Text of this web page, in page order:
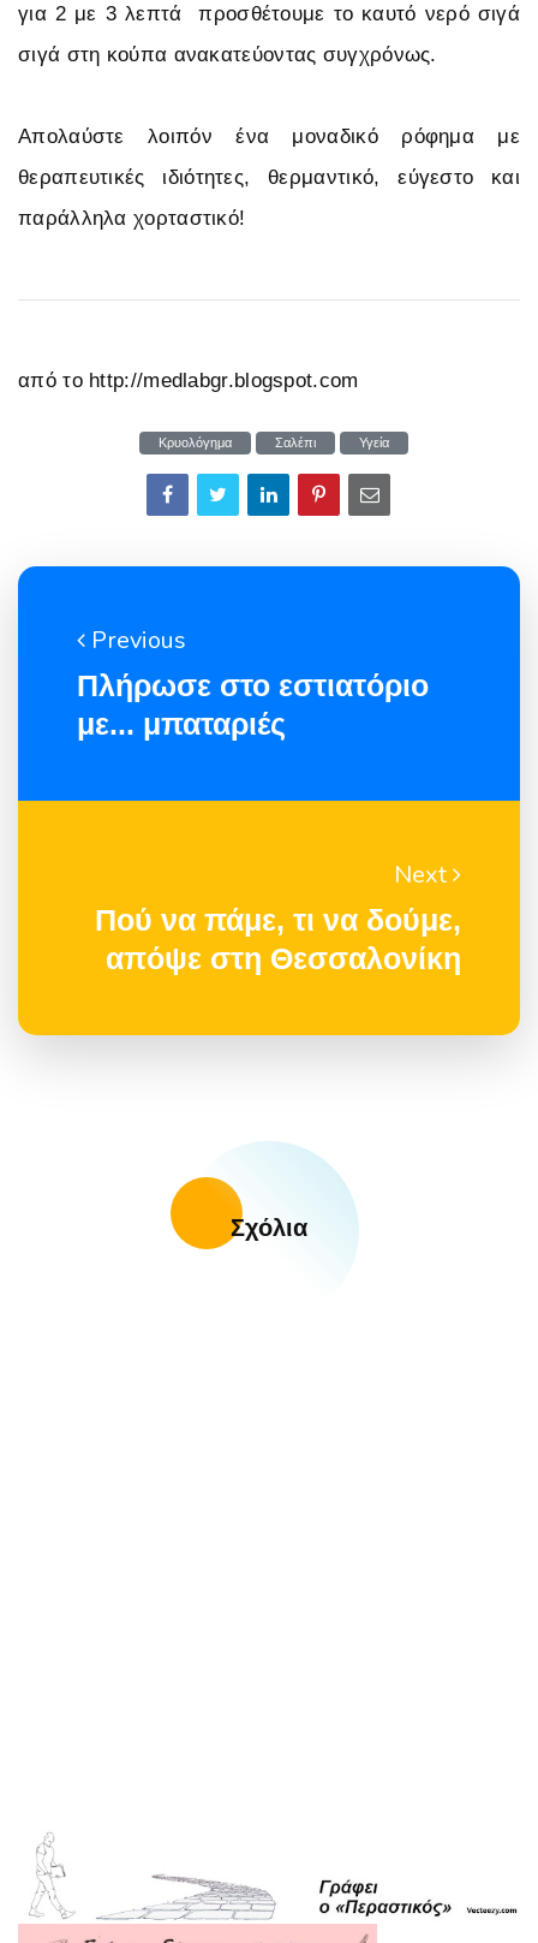
για 2 με 3 λεπτά προσθέτουμε το καυτό νερό σιγά
σιγά στη κούπα ανακατεύοντας συγχρόνως.
Απολαύστε λοιπόν ένα μοναδικό ρόφημα με
θεραπευτικές ιδιότητες, θερμαντικό, εύγεστο και
παράλληλα χορταστικό!
από το http://medlabgr.blogspot.com
Κρυολόγημα Σαλέπι Υγεία
Previous
Πλήρωσε στο εστιατόριο
με... μπαταριές
Next
Πού να πάμε, τι να δούμε,
απόψε στη Θεσσαλονίκη
Σχόλια